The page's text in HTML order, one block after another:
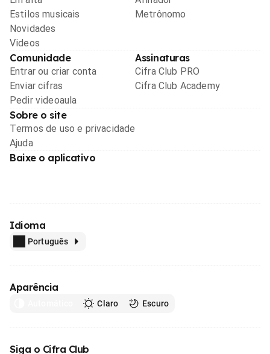
Estilos musicais
Novidades
Videos
Metrônomo
Comunidade
Entrar ou criar conta
Enviar cifras
Pedir videoaula
Assinaturas
Cifra Club PRO
Cifra Club Academy
Sobre o site
Termos de uso e privacidade
Ajuda
Baixe o aplicativo
Idioma
Português
Aparência
Claro Escuro
Siga o Cifra Club